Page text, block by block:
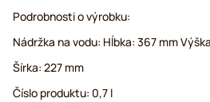
Podrobnosti o výrobku:
Nádržka na vodu: Hĺbka: 367 mm
Šírka: 227 mm
Číslo produktu: 0,7 l